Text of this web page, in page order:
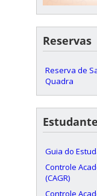
Reservas
Reserva de
Quadra
Guia do
Controle
(CAGR)
Controle